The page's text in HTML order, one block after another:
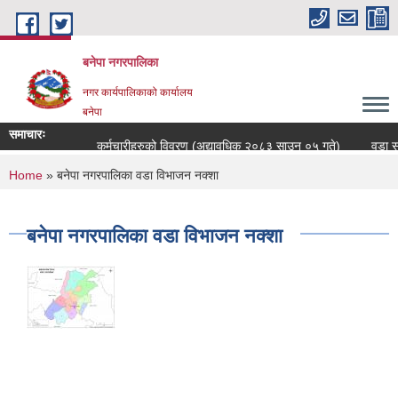
Skip to main content
बनेपा नगरपालिका
नगर कार्यपालिकाको कार्यालय
बनेपा
समाचारः
कर्मचारीहरुको विवरण (अद्यावधिक २०८३ साउन ०५ गते)
वडा
You are here
Home » बनेपा नगरपालिका वडा विभाजन नक्शा
बनेपा नगरपालिका वडा विभाजन नक्शा